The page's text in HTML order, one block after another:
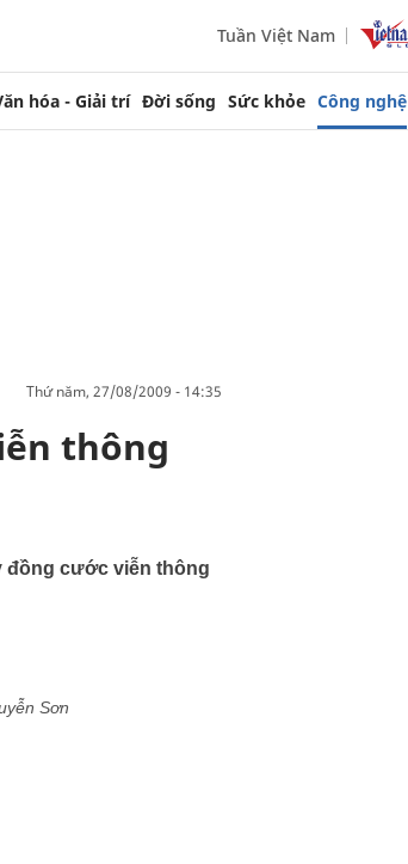
Tuần Việt Nam
hóa - Giải trí Đời sống Sức khỏe Công nghệ
thứ năm, 27/08/2009 - 14:35
thông
đồng cước viễn thông
Sơn